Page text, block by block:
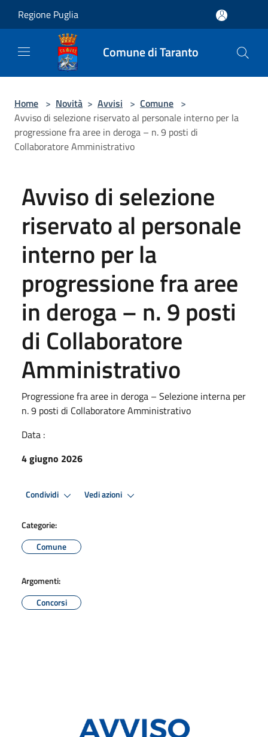
Regione Puglia
Comune di Taranto
Home > Novità > Avvisi > Comune >
Avviso di selezione riservato al personale interno per la
progressione fra aree in deroga – n. 9 posti di
Collaboratore Amministrativo
Avviso di selezione
riservato al personale
interno per la
progressione fra aree
in deroga – n. 9 posti
di Collaboratore
Amministrativo
Progressione fra aree in deroga – Selezione interna per
n. 9 posti di Collaboratore Amministrativo
Data :
4 giugno 2026
Condividi Vedi azioni
Categorie:
Comune
Argomenti:
Concorsi